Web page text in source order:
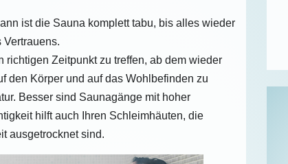
ist die Sauna komplett tabu, bis alles wieder
Vertrauens.
richtigen Zeitpunkt zu treffen, ab dem wieder
den Körper und auf das Wohlbefinden zu
Besser sind Saunagänge mit hoher
hilft auch Ihren Schleimhäuten, die
ausgetrocknet sind.